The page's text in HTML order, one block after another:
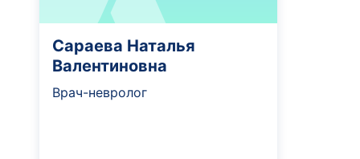
Сараева Наталья
Валентиновна
Врач-невролог